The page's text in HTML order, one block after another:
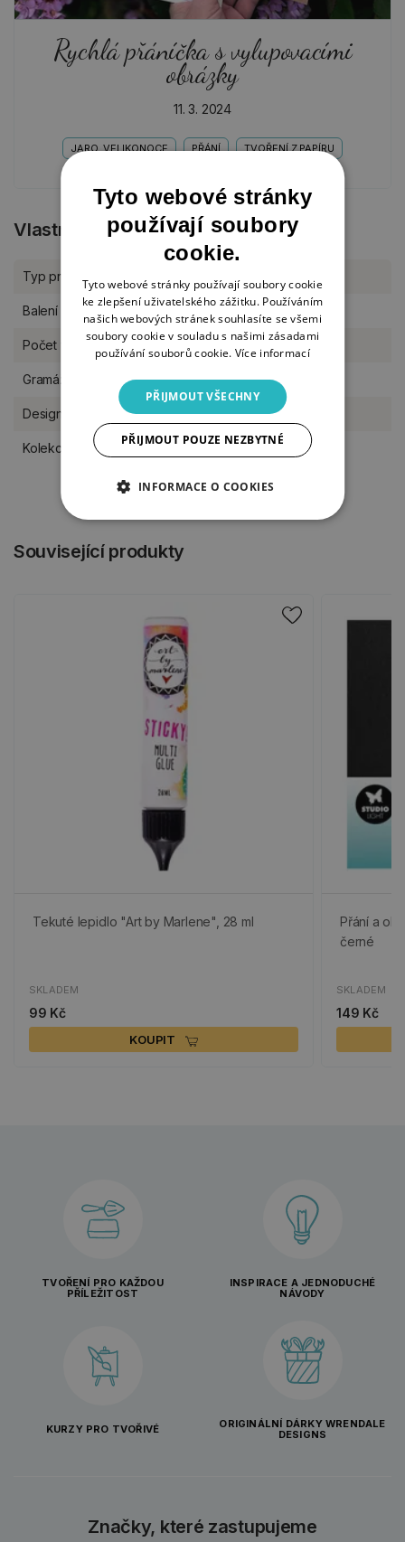
Rychlá přáníčka s vylupovacími
obrázky
11. 3. 2024
JARO, VELIKONOCE PŘÁNÍ TVOŘENÍ Z PAPÍRU
Vlastnosti produktu
Typ produktu
Balení sada
Počet v balení 35 ks
Gramáž 250 g/m2
Designér Studio Light
Kolekce Studio Light Essentials
Související produkty
Tekuté lepidlo "Art by Marlene", 28 ml
SKLADEM
99 Kč
KOUPIT
Přání a
černé
SKLADEM
149 Kč
TVOŘENÍ PRO KAŽDOU
PŘÍLEŽITOST
INSPIRACE A JEDNODUCHÉ
NÁVODY
KURZY PRO TVOŘIVÉ
ORIGINÁLNÍ DÁRKY WRENDALE
DESIGNS
Značky, které zastupujeme
Tyto webové stránky
používají soubory
cookie.
Tyto webové stránky používají soubory cookie
ke zlepšení uživatelského zážitku. Používáním
našich webových stránek souhlasíte se všemi
soubory cookie v souladu s našimi zásadami
používání souborů cookie. Více informací
PŘIJMOUT VŠECHNY
PŘIJMOUT POUZE NEZBYTNÉ
INFORMACE O COOKIES